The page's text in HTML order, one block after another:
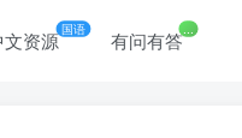
文资源国语 有问有答